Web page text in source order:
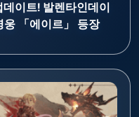
이트! 발렌타인데이
웅 「에이르」 등장